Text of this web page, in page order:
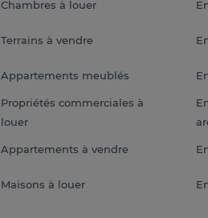
Chambres à louer
Terrains à vendre
Appartements meublés
Propriétés commerciales à
louer
Appartements à vendre
Maisons à louer